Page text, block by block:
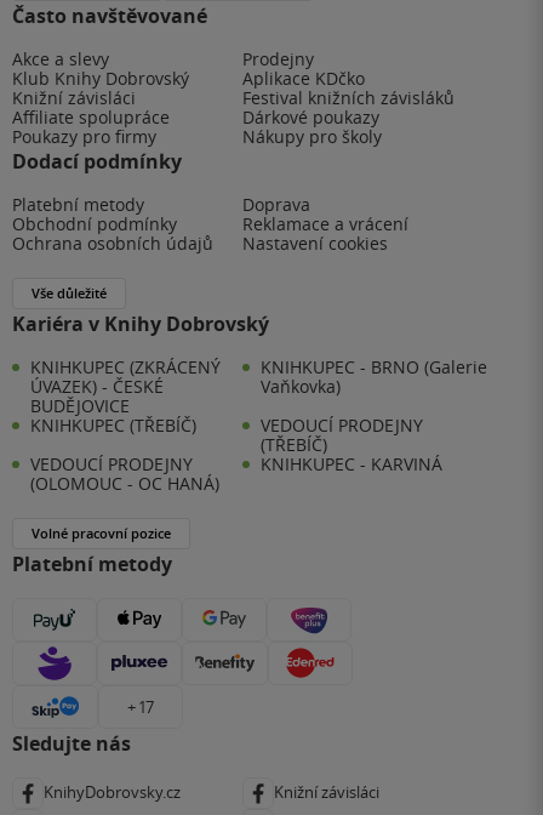
Často navštěvované
Akce a slevy
Prodejny
Klub Knihy Dobrovský
Aplikace KDčko
Knižní závisláci
Festival knižních závisláků
Affiliate spolupráce
Dárkové poukazy
Poukazy pro firmy
Nákupy pro školy
Dodací podmínky
Platební metody
Doprava
Obchodní podmínky
Reklamace a vrácení
Ochrana osobních údajů
Nastavení cookies
Vše důležité
Kariéra v Knihy Dobrovský
KNIHKUPEC (ZKRÁCENÝ
ÚVAZEK) - ČESKÉ
BUDĚJOVICE
KNIHKUPEC - BRNO (Galerie
Vaňkovka)
KNIHKUPEC (TŘEBÍČ)
VEDOUCÍ PRODEJNY
(TŘEBÍČ)
VEDOUCÍ PRODEJNY
(OLOMOUC - OC HANÁ)
KNIHKUPEC - KARVINÁ
Volné pracovní pozice
Platební metody
+ 17
Sledujte nás
KnihyDobrovsky.cz
Knižní závisláci